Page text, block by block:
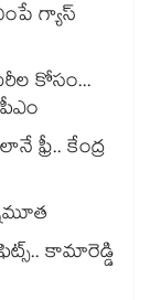
గ్యాస్
కోసం...
ఫ్రీ.. కేంద్ర
కామారెడ్డి